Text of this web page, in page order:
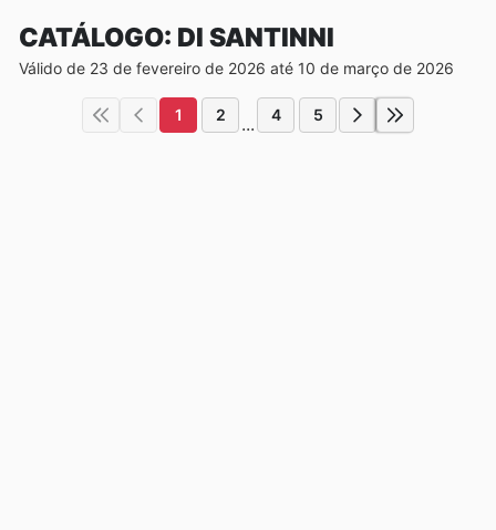
CATÁLOGO: DI SANTINNI
Válido de 23 de fevereiro de 2026 até 10 de março de 2026
1 2 ... 4 5